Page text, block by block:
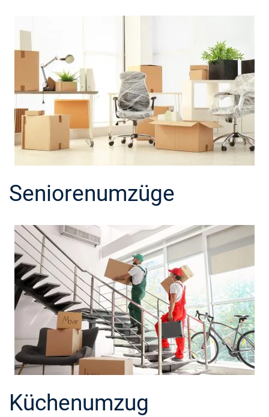
Seniorenumzüge
Küchenumzug